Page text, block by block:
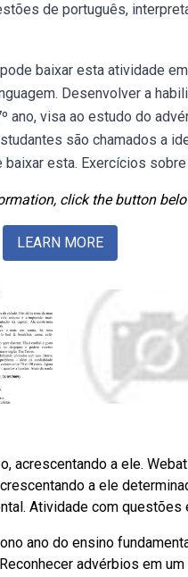
de português,
baixar esta atividade
Desenvolver a
visa ao estudo do
são chamados a
esta. Exercícios
click the button
LEARN MORE
acrescentando a ele.
a ele
Atividade com
ano do ensino
advérbios em